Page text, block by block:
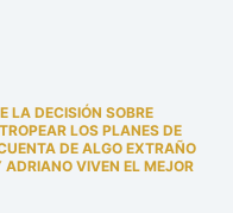
LA DECISIÓN SOBRE
LOS PLANES DE
DE ALGO EXTRAÑO
VIVEN EL MEJOR